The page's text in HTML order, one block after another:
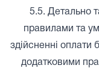
5.5. Детально
правилами та
здійсненні оплати
додатковими